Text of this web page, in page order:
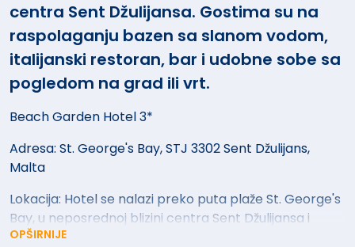
centra Sent Džulijansa. Gostima su na
raspolaganju bazen sa slanom vodom,
italijanski restoran, bar i udobne sobe sa
pogledom na grad ili vrt.
Beach Garden Hotel 3*
Adresa: St. George's Bay, STJ 3302 Sent Džulijans,
Malta
Lokacija: Hotel se nalazi preko puta plaže St. George's
Bay, u neposrednoj blizini centra Sent Džulijansa i
popularne četvrti Pačevil, koja je udaljena 5 minuta
OPŠIRNIJE